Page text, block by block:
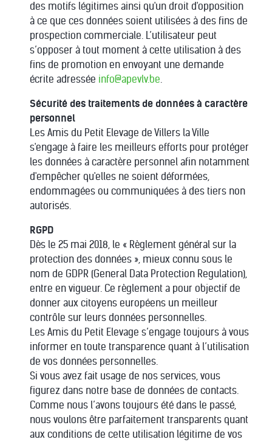
des motifs légitimes ainsi qu'un droit d'opposition
à ce que ces données soient utilisées à des fins de
prospection commerciale. L’utilisateur peut
s’opposer à tout moment à cette utilisation à des
fins de promotion en envoyant une demande
écrite adressée info@apevlv.be
Sécurité des traitements de données à caractère
personnel
Les Amis du Petit Elevage de Villers la Ville
s'engage à faire les meilleurs efforts pour protéger
les données à caractère personnel afin notamment
d'empêcher qu'elles ne soient déformées,
endommagées ou communiquées à des tiers non
autorisés.
RGPD
Dès le 25 mai 2018, le « Règlement général sur la
protection des données », mieux connu sous le
nom de GDPR (General Data Protection Regulation),
entre en vigueur. Ce règlement a pour objectif de
donner aux citoyens européens un meilleur
contrôle sur leurs données personnelles.
Les Amis du Petit Elevage s’engage toujours à vous
informer en toute transparence quant à l’utilisation
de vos données personnelles.
Si vous avez fait usage de nos services, vous
figurez dans notre base de données de contacts.
Comme nous l’avons toujours été dans le passé,
nous voulons être parfaitement transparents quant
aux conditions de cette utilisation légitime de vos